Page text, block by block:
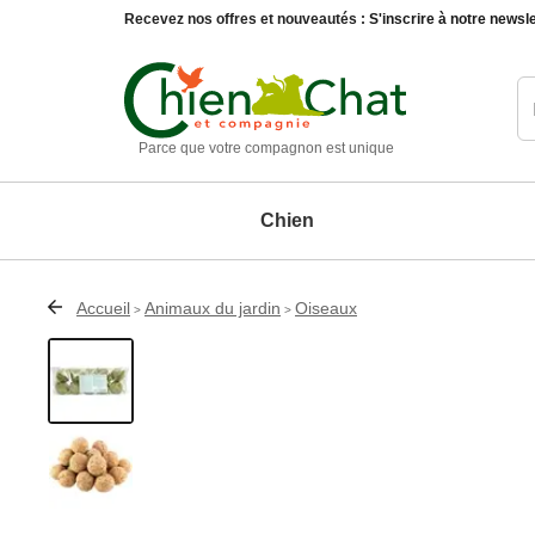
Recevez nos offres et nouveautés : S'inscrire à notre
Parce que votre compagnon est unique
Chien
Chien
Matériel d'éducation chien
Produits d'hygiène et soin chien
Chat
Education chat
Produits d'hygiène et soin chat
Animaux du jardin
Oiseaux
Maison et décoration
Accessoires de décoration
Accueil > Animaux du jardin > Oiseaux